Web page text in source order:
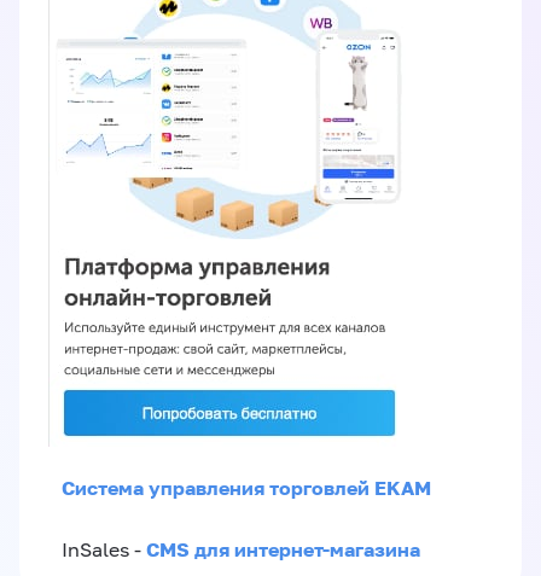
Система управления торговлей EKAM
InSales - CMS для интернет-магазина